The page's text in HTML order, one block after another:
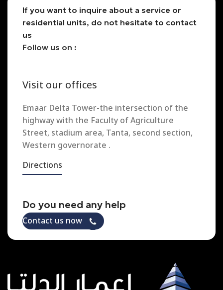
If you want to inquire about a service or
residential units, do not hesitate to contact
us
Follow us on :
Visit our offices
Emaar Delta Tower-the intersection of the
highway with the Faculty of Agriculture
Street, stadium area, Tanta, second section,
Western governorate .
Directions
Do you need any help
Contact us now